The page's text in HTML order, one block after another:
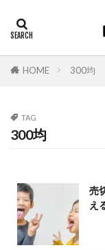
HOME 300均
TAG
300均
売
え